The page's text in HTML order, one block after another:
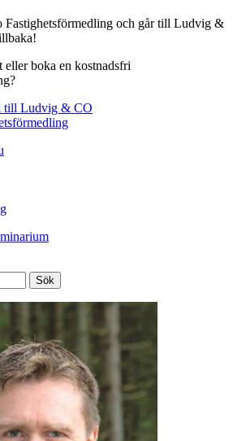
och går till Ludvig &
boka en kostnadsfri
till Ludvig & CO
Sök